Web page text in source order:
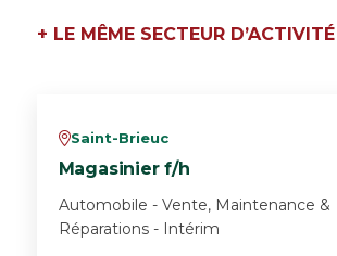
+ LE MÊME SECTEUR D’ACTIVITÉ
vSaint-Brieuc
Magasinier f/h
Automobile - Vente, Maintenance &
Réparations - Intérim